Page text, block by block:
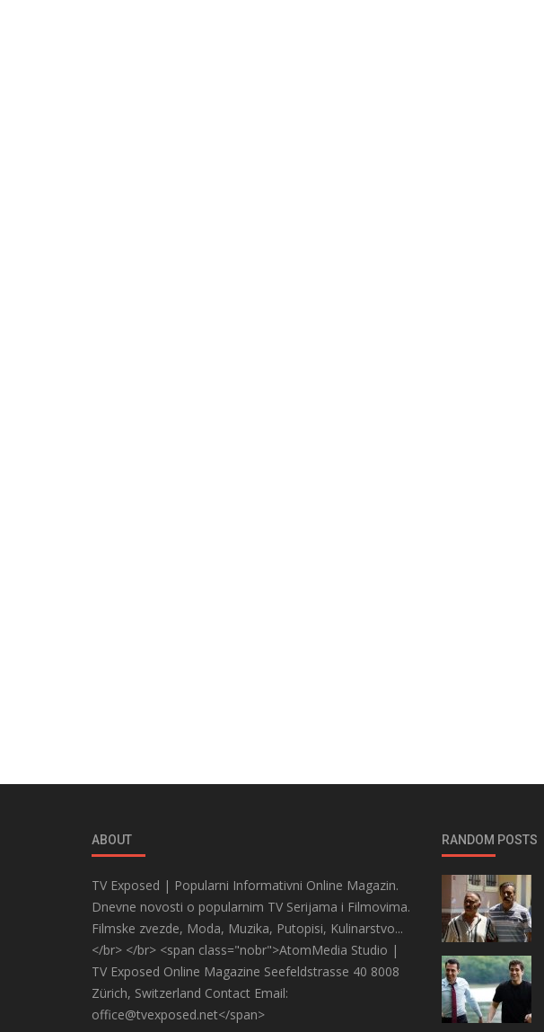
ABOUT
TV Exposed | Popularni Informativni Online Magazin.
Dnevne novosti o popularnim TV Serijama i Filmovima.
Filmske zvezde, Moda, Muzika, Putopisi, Kulinarstvo...
</br> </br> <span class="nobr">AtomMedia Studio |
TV Exposed Online Magazine Seefeldstrasse 40 8008
Zürich, Switzerland Contact Email:
office@tvexposed.net</span>
RANDOM POSTS